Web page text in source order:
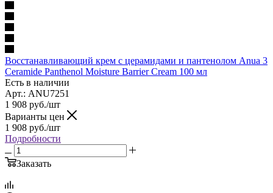
Восстанавливающий крем с церамидами и пантенолом Anua 3
Ceramide Panthenol Moisture Barrier Cream 100 мл
Есть в наличии
Арт.: ANU7251
1 908 руб./шт
Варианты цен
1 908 руб./шт
Подробности
Заказать